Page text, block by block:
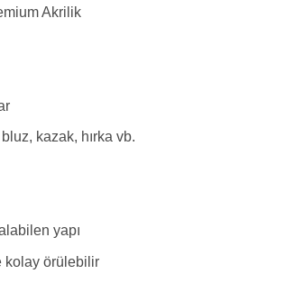
Akrilik
kazak, hırka vb.
yapı
kolay örülebilir